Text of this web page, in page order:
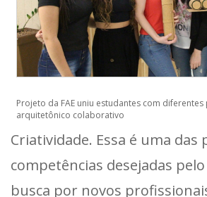
Projeto da FAE uniu estudantes com
arquitetônico colaborativo
Criatividade. Essa é uma das
competências desejadas
busca por novos